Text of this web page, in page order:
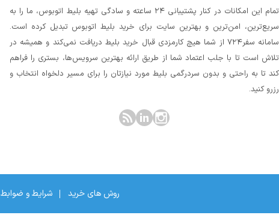
تمام این امکانات در کنار پشتیبانی‌ ۲۴ ساعته و سادگی تهیه بلیط اتوبوس، ما را به
سریع‌ترین، امن‌ترین و بهترین سایت برای خرید بلیط اتوبوس تبدیل کرده است.
سامانه سفر۷۲۴ از شما هیچ کارمزدی قبال خرید بلیط دریافت نمی‌کند و همیشه در
تلاش است تا با جلب اعتماد شما از طریق ارائه بهترین سرویس‌ها، بستری را فراهم
کند تا به راحتی و بدون سردرگمی بلیط مورد نیازتان را برای مسیر دلخواه انتخاب و
رزرو کنید.
روش های خرید شرایط و ضوابط